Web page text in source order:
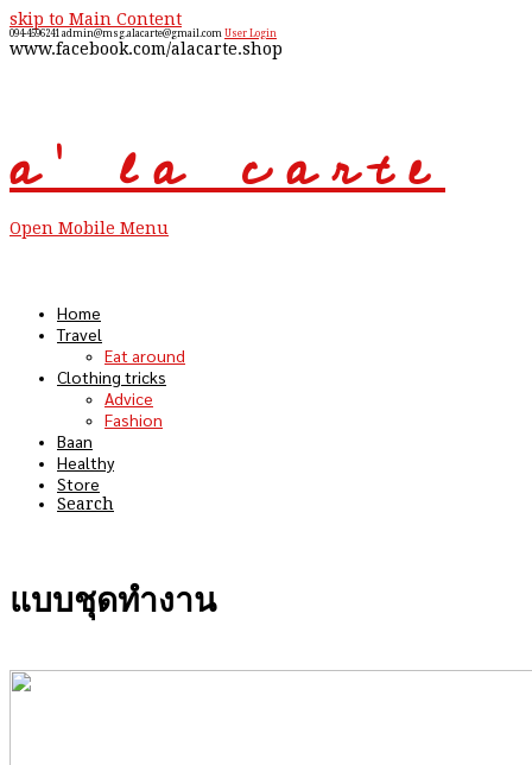
skip to Main Content
094-4596241 admin@msg.alacarte@gmail.com User Login
www.facebook.com/alacarte.shop
a' la carte
Open Mobile Menu
Home
Travel
Eat around
Clothing tricks
Advice
Fashion
Baan
Healthy
Store
Search
แบบชุดทำงาน